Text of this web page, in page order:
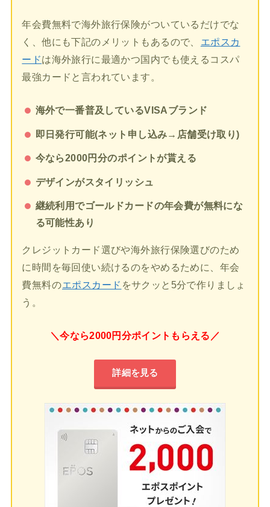
年会費無料で海外旅行保険がついているだけでな
く、他にも下記のメリットもあるので、
エポスカ
ードは海外旅行に最適かつ国内でも使えるコスパ
最強カードと言われています。
海外で一番普及しているVISAブランド
即日発行可能(ネット申し込み→店舗受け取り)
今なら2000円分のポイントが貰える
デザインがスタイリッシュ
継続利用でゴールドカードの年会費が無料にな
る可能性あり
クレジットカード選びや海外旅行保険選びのため
に時間を毎回使い続けるのをやめるために、年会
費無料のエポスカード をサクッと5分で作りましょ
う。
＼今なら2000円分ポイントもらえる／
詳細を見る